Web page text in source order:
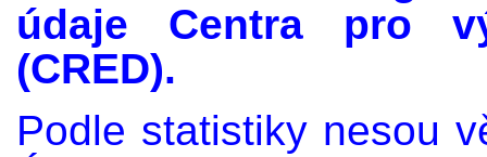
údaje Centra pro
(CRED).
Podle statistiky nesou